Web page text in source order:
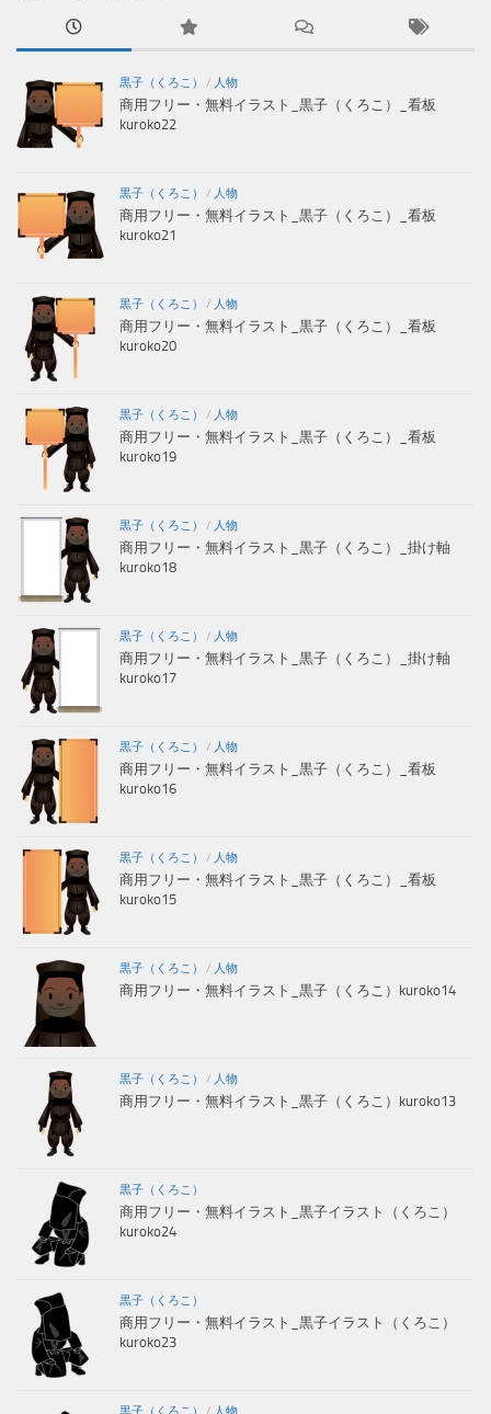
黒子（くろこ） / 人物
商用フリー・無料イラスト_黒子（くろこ）_看板
kuroko22
黒子（くろこ） / 人物
商用フリー・無料イラスト_黒子（くろこ）_看板
kuroko21
黒子（くろこ） / 人物
商用フリー・無料イラスト_黒子（くろこ）_看板
kuroko20
黒子（くろこ） / 人物
商用フリー・無料イラスト_黒子（くろこ）_看板
kuroko19
黒子（くろこ） / 人物
商用フリー・無料イラスト_黒子（くろこ）_掛け軸
kuroko18
黒子（くろこ） / 人物
商用フリー・無料イラスト_黒子（くろこ）_掛け軸
kuroko17
黒子（くろこ） / 人物
商用フリー・無料イラスト_黒子（くろこ）_看板
kuroko16
黒子（くろこ） / 人物
商用フリー・無料イラスト_黒子（くろこ）_看板
kuroko15
黒子（くろこ） / 人物
商用フリー・無料イラスト_黒子（くろこ）kuroko14
黒子（くろこ） / 人物
商用フリー・無料イラスト_黒子（くろこ）kuroko13
黒子（くろこ）
商用フリー・無料イラスト_黒子イラスト（くろこ）
kuroko24
黒子（くろこ）
商用フリー・無料イラスト_黒子イラスト（くろこ）
kuroko23